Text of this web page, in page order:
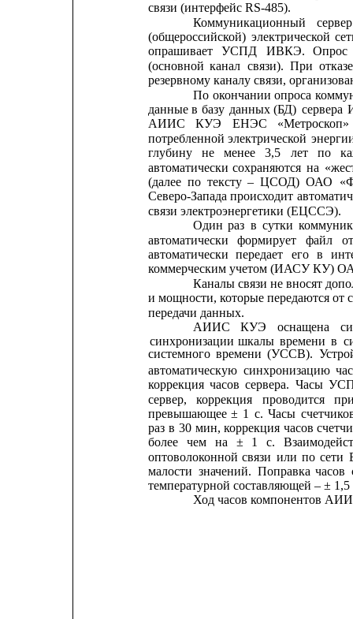
связи (интерфейс RS-485).
Коммуникационный
сервер
(общероссийской) электрической
опрашивает
УСПД ИВКЭ.
Опрос
(основной канал связи). При отказе
резервному каналу связи,
По окончании опроса
данные в базу данных (БД) сервера
АИИС
КУЭ ЕНЭС
«Метроскоп»
потребленной электрической
глубину
не менее 3,5 лет по
автоматически сохраняются на
(далее по тексту – ЦСОД) ОАО
Северо-Запада происходит
связи электроэнергетики (ЕЦССЭ).
Один раз в сутки
автоматически
формирует файл
автоматически передает его в
коммерческим учетом (ИАСУ КУ)
Каналы связи не вносят
и мощности, которые передаются от
передачи данных.
АИИС
КУЭ оснащена
синхронизации шкалы времени в
системного времени (УССВ).
автоматическую синхронизацию
коррекция часов сервера. Часы
сервер,
коррекция проводится
превышающее ± 1 с. Часы
раз в 30 мин, коррекция часов
более
чем на ± 1 с.
оптоволоконной связи или по сети
малости значений. Поправка часов
температурной составляющей – ± 1,5
Ход часов компонентов